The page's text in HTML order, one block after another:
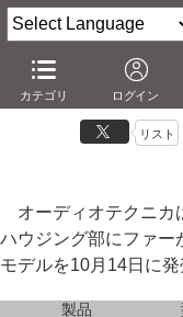
カテゴリ ログイン
オーテク、防水イヤフォ
－極細ヘッドバンドの「
リスト
オーディオテクニカ
ハウジング部にファー
モデルを10月14日に発
製品